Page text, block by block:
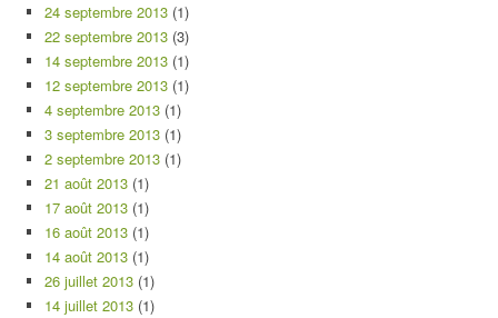
24 septembre 2013 (1)
22 septembre 2013 (3)
14 septembre 2013 (1)
12 septembre 2013 (1)
4 septembre 2013 (1)
3 septembre 2013 (1)
2 septembre 2013 (1)
21 août 2013 (1)
17 août 2013 (1)
16 août 2013 (1)
14 août 2013 (1)
26 juillet 2013 (1)
14 juillet 2013 (1)